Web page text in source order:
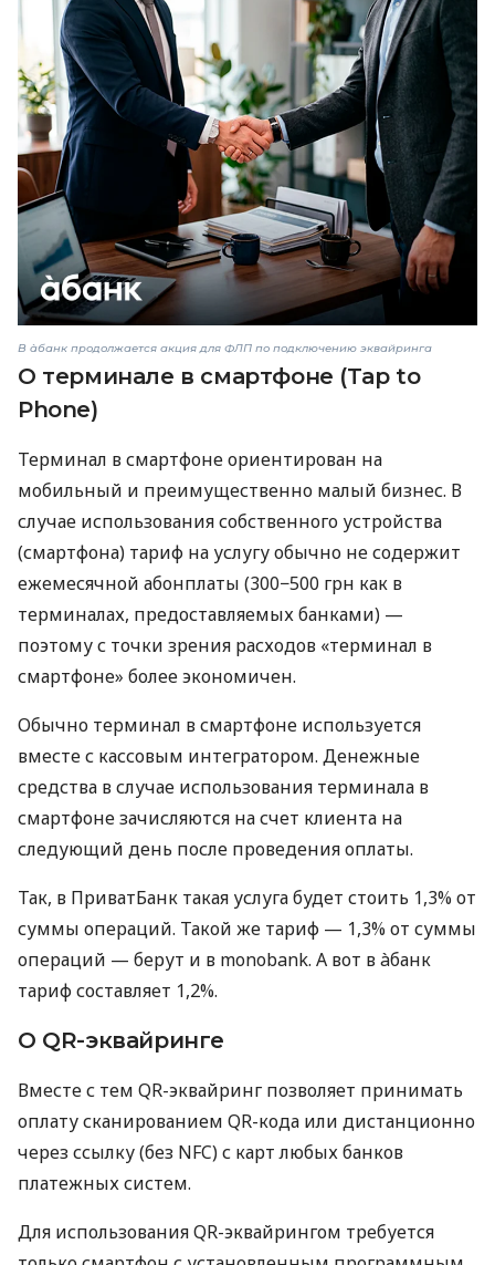
В àбанк продолжается акция для ФЛП по подключению эквайринга
О терминале в смартфоне (Tap to
Phone)
Терминал в смартфоне ориентирован на
мобильный и преимущественно малый бизнес. В
случае использования собственного устройства
(смартфона) тариф на услугу обычно не содержит
ежемесячной абонплаты (300−500 грн как в
терминалах, предоставляемых банками) —
поэтому с точки зрения расходов «терминал в
смартфоне» более экономичен.
Обычно терминал в смартфоне используется
вместе с кассовым интегратором. Денежные
средства в случае использования терминала в
смартфоне зачисляются на счет клиента на
следующий день после проведения оплаты.
Так, в ПриватБанк такая услуга будет стоить 1,3% от
суммы операций. Такой же тариф — 1,3% от суммы
операций — берут и в monobank. А вот в àбанк
тариф составляет 1,2%.
О QR-эквайринге
Вместе с тем QR-эквайринг позволяет принимать
оплату сканированием QR-кода или дистанционно
через ссылку (без NFC) с карт любых банков
платежных систем.
Для использования QR-эквайрингом требуется